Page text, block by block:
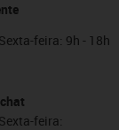
feira: 9h - 18h
feira: